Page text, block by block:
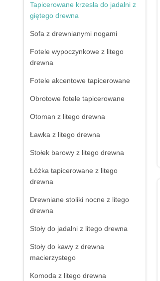
Tapicerowane krzesła do jadalni z
giętego drewna
Sofa z drewnianymi nogami
Fotele wypoczynkowe z litego
drewna
Fotele akcentowe tapicerowane
Obrotowe fotele tapicerowane
Otoman z litego drewna
Ławka z litego drewna
Stołek barowy z litego drewna
Łóżka tapicerowane z litego
drewna
Drewniane stoliki nocne z litego
drewna
Stoły do jadalni z litego drewna
Stoły do kawy z drewna
macierzystego
Komoda z litego drewna